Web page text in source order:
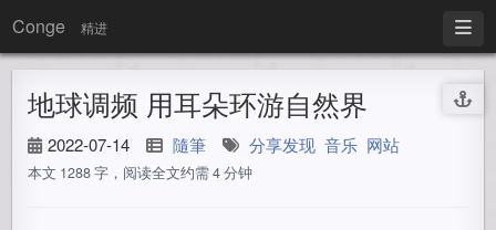
Conge 精进
地球调频 用耳朵环游自然界
2022-07-14 隨筆 分享发现 音乐 网站
本文 1288 字，阅读全文约需 4 分钟